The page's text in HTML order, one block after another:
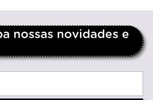
nossas novidades e